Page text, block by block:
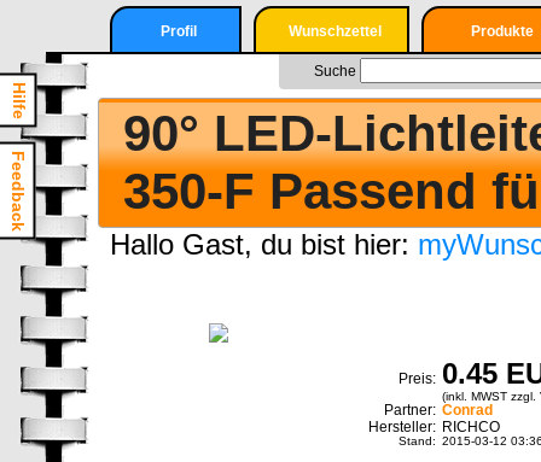
Hilfe
Feedback
Profil
Registrieren
Wunschzettel
Nur angemeldete
User können einen
Wunschzettel
erstellen
Login
Registrieren
Produkte
Suche
90° LED-
350-F Passend
Hallo Gast, du bist hier:
Preis: 0.45
(inkl. MWST
Partner: Conrad
Hersteller: RICHCO
Stand: 2015-03-12